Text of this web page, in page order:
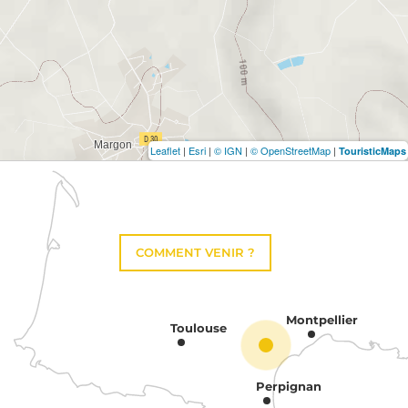
Leaflet | Esri | © IGN | © OpenStreetMap | TouristicMaps
COMMENT VENIR ?
Toulouse
Montpellier
Perpignan